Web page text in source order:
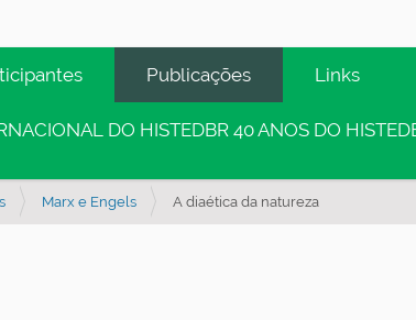
Publicações Links
DO HISTEDBR 40 ANOS DO
Marx e Engels A diaética da natureza